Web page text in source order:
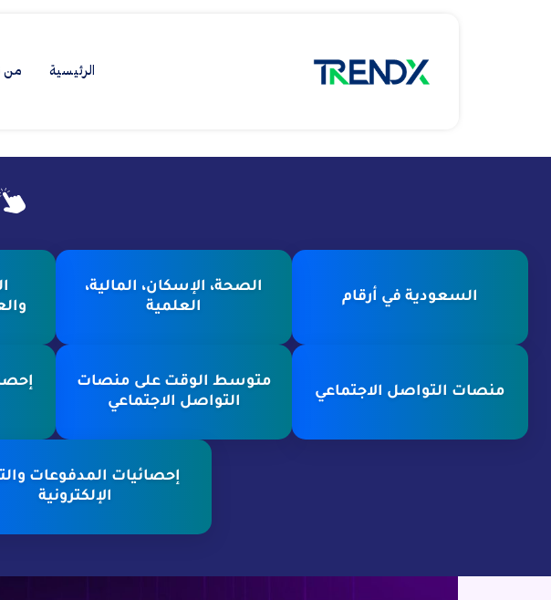
الرئيسية من
السعودية في أرقام
الصحة، الإسكان، المالية،
العلمية
منصات التواصل الاجتماعي
متوسط الوقت على منصات
التواصل الاجتماعي
إحصائيات المدفوعات
الإلكترونية